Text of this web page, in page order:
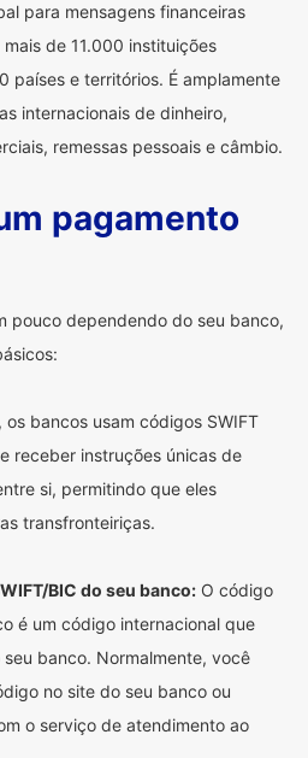
para mensagens financeiras
de 11.000 instituições
países e territórios. É amplamente
internacionais de dinheiro,
remessas pessoais e câmbio.
pagamento
pouco dependendo do seu banco,
os bancos usam códigos SWIFT
receber instruções únicas de
si, permitindo que eles
transfronteiriças.
BIC do seu banco: O código
é um código internacional que
banco. Normalmente, você
no site do seu banco ou
o serviço de atendimento ao